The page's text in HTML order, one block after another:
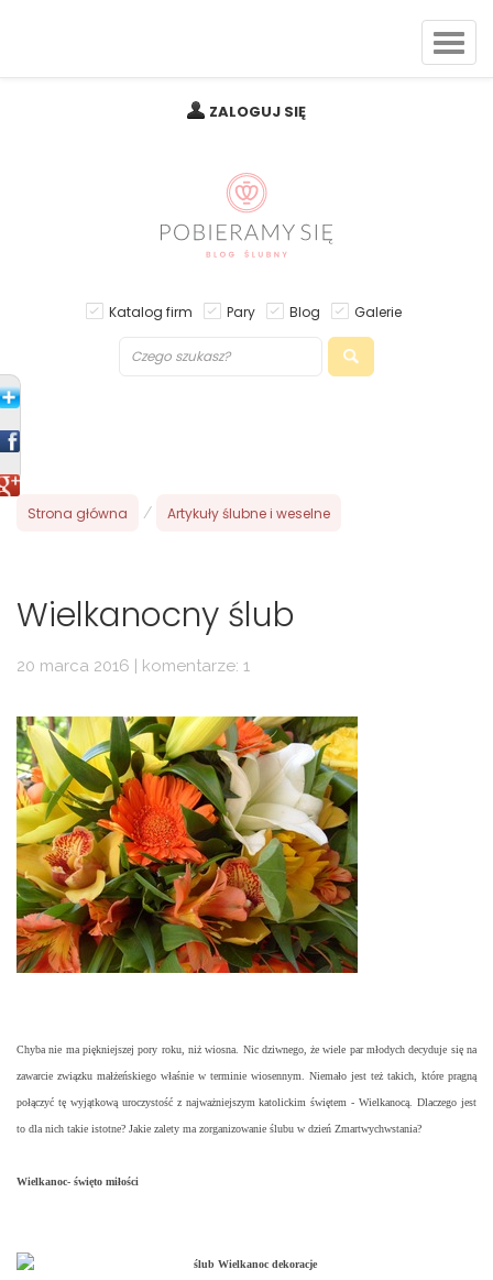
ZALOGUJ SIĘ
Katalog firm Pary Blog Galerie
Strona główna / Artykuły ślubne i weselne
Wielkanocny ślub
20 marca 2016 | komentarze: 1
Chyba nie ma piękniejszej pory roku, niż wiosna. Nic dziwnego, że wiele par młodych decyduje się na
zawarcie związku małżeńskiego właśnie w terminie wiosennym. Niemało jest też takich, które pragną
połączyć tę wyjątkową uroczystość z najważniejszym katolickim świętem - Wielkanocą. Dlaczego jest
to dla nich takie istotne? Jakie zalety ma zorganizowanie ślubu w dzień Zmartwychwstania?
Wielkanoc- święto miłości